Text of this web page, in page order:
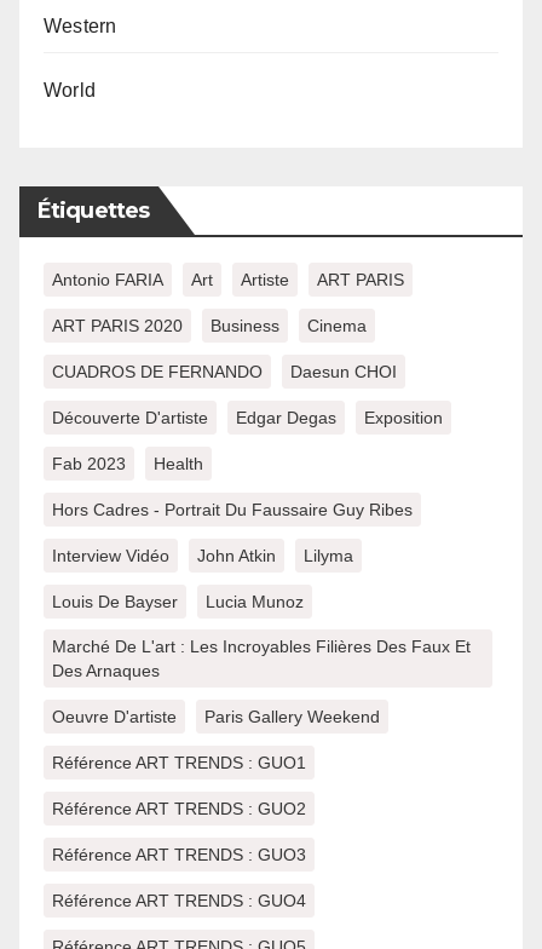
Western
World
Étiquettes
Antonio FARIA Art Artiste ART PARIS
ART PARIS 2020 Business Cinema
CUADROS DE FERNANDO Daesun CHOI
Découverte D'artiste Edgar Degas Exposition
Fab 2023 Health
Hors Cadres - Portrait Du Faussaire Guy Ribes
Interview Vidéo John Atkin Lilyma
Louis De Bayser Lucia Munoz
Marché De L'art : Les Incroyables Filières Des Faux Et
Des Arnaques
Oeuvre D'artiste Paris Gallery Weekend
Référence ART TRENDS : GUO1
Référence ART TRENDS : GUO2
Référence ART TRENDS : GUO3
Référence ART TRENDS : GUO4